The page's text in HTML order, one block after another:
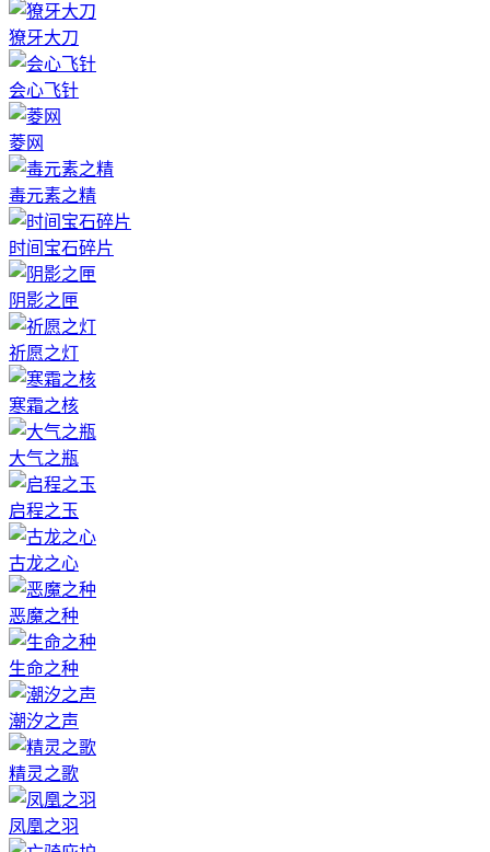
獠牙大刀
会心飞针
菱网
毒元素之精
时间宝石碎片
阴影之匣
祈愿之灯
寒霜之核
大气之瓶
启程之玉
古龙之心
恶魔之种
生命之种
潮汐之声
精灵之歌
凤凰之羽